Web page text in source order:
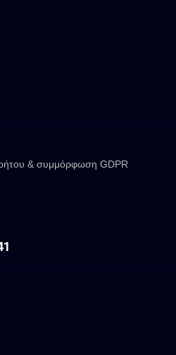
& συμμόρφωση GDPR